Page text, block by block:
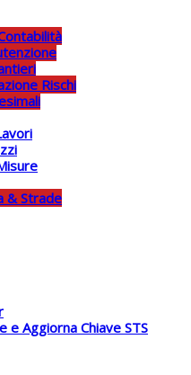
Rischi
& Strade
e Aggiorna Chiave STS